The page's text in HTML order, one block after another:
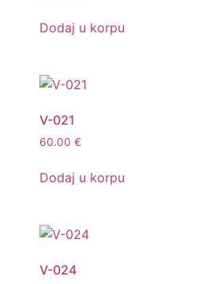
Dodaj u korpu
V-021
60.00 €
Dodaj u korpu
V-024